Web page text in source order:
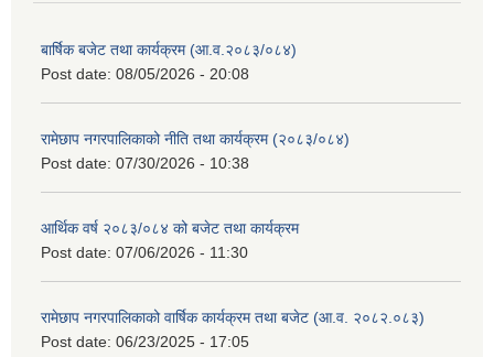
बार्षिक बजेट तथा कार्यक्रम (आ.व.२०८३/०८४)
Post date: 08/05/2026 - 20:08
रामेछाप नगरपालिकाको नीति तथा कार्यक्रम (२०८३/०८४)
Post date: 07/30/2026 - 10:38
आर्थिक वर्ष २०८३/०८४ को बजेट तथा कार्यक्रम
Post date: 07/06/2026 - 11:30
रामेछाप नगरपालिकाको वार्षिक कार्यक्रम तथा बजेट (आ.व. २०८२.०८३)
Post date: 06/23/2025 - 17:05